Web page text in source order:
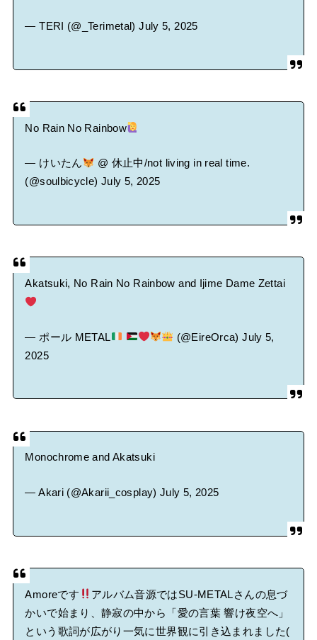
— TERI (@_Terimetal)July 5, 2025
No Rain No Rainbow
— けいたん
@ 休止中/not living in real time.
(@soulbicycle) July 5, 2025
Akatsuki, No Rain No Rainbow and Ijime Dame Zettai
— ポール METAL (@EireOrca)July 5,
2025
Monochrome and Akatsuki
— Akari (@Akarii_cosplay)July 5, 2025
Amoreです
アルバム音源ではSU-METALさんの息づ
かいで始まり、静寂の中から「愛の言葉 響け夜空へ」
という歌詞が広がり一気に世界観に引き込まれました(